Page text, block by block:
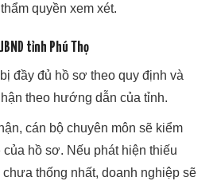
quyền xem xét.
tỉnh Phú Thọ
đầy đủ hồ sơ theo quy định và
theo hướng dẫn của tỉnh.
cán bộ chuyên môn sẽ kiểm
hồ sơ. Nếu phát hiện thiếu
thống nhất, doanh nghiệp sẽ